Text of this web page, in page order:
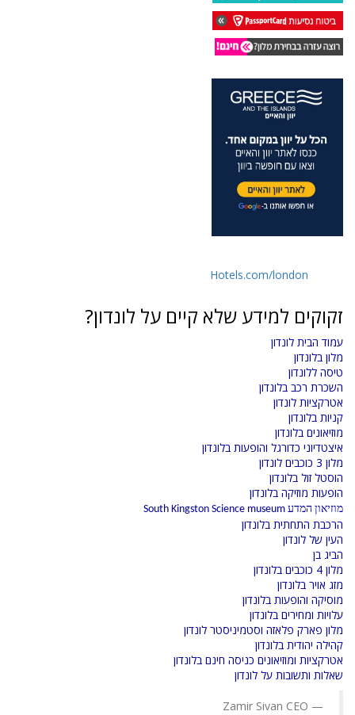
Hotels.com/london
זקוקים למידע שלא קיים על לונדון?
עמוד הבית לונדון
מלון בלונדון
טיסה ללונדון
השכרת רכב בלונדון
אטרקציות לונדון
קניות בלונדון
מוזיאונים בלונדון
איצטדיוני כדורגל והופעות בלונדון
מלון 3 כוכבים לונדון
הוסטל זול בלונדון
הופעות מוזיקה בלונדון
מוזיאון המדע South Kingston Science museum
הרכבת התחתית בלונדון
העין של לונדון
הביג בן
מלון 4 כוכבים בלונדון
מזג אויר בלונדון
מוסיקה והופעות בלונדון
עלויות ומחירים בלונדון
מלון פארק פלאזה וסטמיניסטר לונדון
קהילה יהודית בלונדון
אטרקציות ומוזיאונים כניסה חינם בלונדון
שאלות ותשובות על לונדון
Zamir Sivan CEO